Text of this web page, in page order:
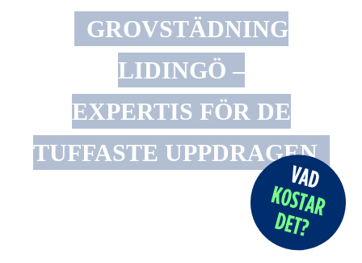
GROVSTÄDNING
LIDINGÖ –
EXPERTIS FÖR DE
TUFFASTE UPPDRAGEN